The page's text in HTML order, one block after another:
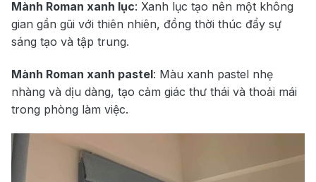
Mành Roman xanh lục: Xanh lục tạo nên một không
gian gần gũi với thiên nhiên, đồng thời thúc đẩy sự
sáng tạo và tập trung.
Mành Roman xanh pastel: Màu xanh pastel nhẹ
nhàng và dịu dàng, tạo cảm giác thư thái và thoải mái
trong phòng làm việc.